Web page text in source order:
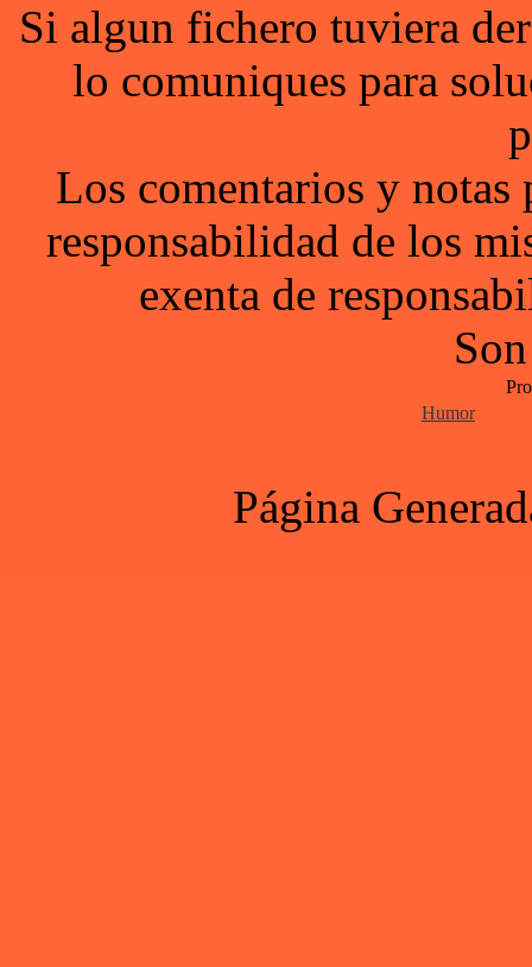
Si algun fichero tuviera
lo comuniques para
Los comentarios y notas
responsabilidad de los
exenta de
Humor
Página